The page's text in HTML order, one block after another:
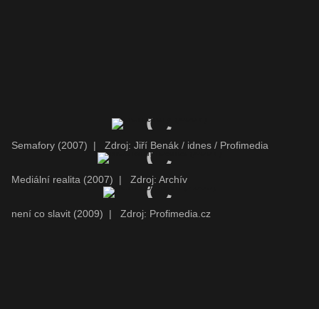
Semafory (2007) | Zdroj: Jiří Benák / idnes / Profimedia
Mediální realita (2007) | Zdroj: Archív
není co slavit (2009) | Zdroj: Profimedia.cz